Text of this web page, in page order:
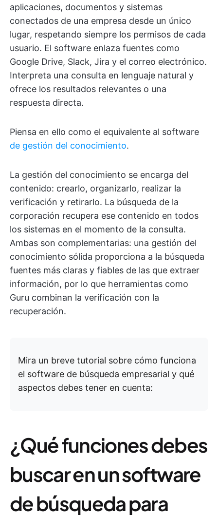
aplicaciones, documentos y sistemas
conectados de una empresa desde un único
lugar, respetando siempre los permisos de cada
usuario. El software enlaza fuentes como
Google Drive, Slack, Jira y el correo electrónico.
Interpreta una consulta en lenguaje natural y
ofrece los resultados relevantes o una
respuesta directa.
Piensa en ello como el equivalente al software
de gestión del conocimiento.
La gestión del conocimiento se encarga del
contenido: crearlo, organizarlo, realizar la
verificación y retirarlo. La búsqueda de la
corporación recupera ese contenido en todos
los sistemas en el momento de la consulta.
Ambas son complementarias: una gestión del
conocimiento sólida proporciona a la búsqueda
fuentes más claras y fiables de las que extraer
información, por lo que herramientas como
Guru combinan la verificación con la
recuperación.
Mira un breve tutorial sobre cómo funciona
el software de búsqueda empresarial y qué
aspectos debes tener en cuenta:
¿Qué funciones debes
buscar en un software
de búsqueda para